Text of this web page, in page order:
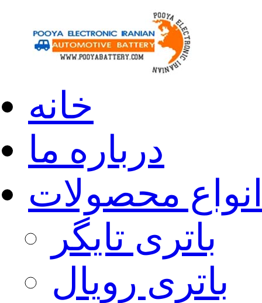
خانه
درباره ما
محصولات
باتری تایگر
باتری رویال